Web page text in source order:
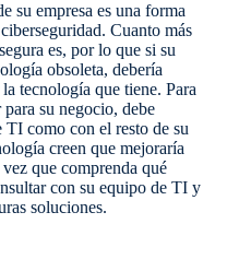
su empresa es una forma
Cuanto más
es, por lo que si su
obsoleta, debería
tecnología que tiene. Para
su negocio, debe
como con el resto de su
creen que mejoraría
que comprenda qué
con su equipo de TI y
soluciones.